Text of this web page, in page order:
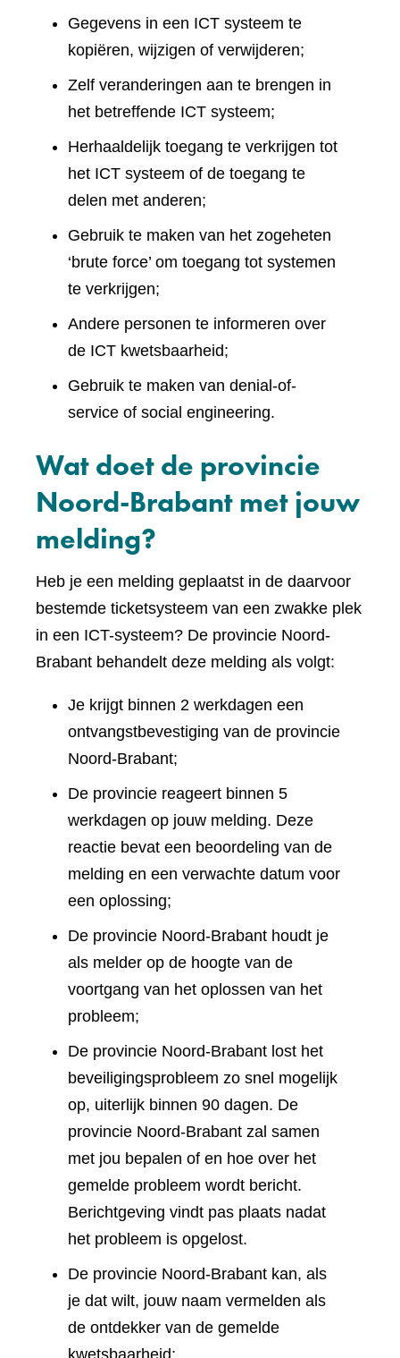
Gegevens in een ICT systeem te
kopiëren, wijzigen of verwijderen;
Zelf veranderingen aan te brengen in
het betreffende ICT systeem;
Herhaaldelijk toegang te verkrijgen tot
het ICT systeem of de toegang te
delen met anderen;
Gebruik te maken van het zogeheten
‘brute force’ om toegang tot systemen
te verkrijgen;
Andere personen te informeren over
de ICT kwetsbaarheid;
Gebruik te maken van denial-of-
service of social engineering.
Wat doet de provincie
Noord-Brabant met jouw
melding?
Heb je een melding geplaatst in de daarvoor
bestemde ticketsysteem van een zwakke plek
in een ICT-systeem? De provincie Noord-
Brabant behandelt deze melding als volgt:
Je krijgt binnen 2 werkdagen een
ontvangstbevestiging van de provincie
Noord-Brabant;
De provincie reageert binnen 5
werkdagen op jouw melding. Deze
reactie bevat een beoordeling van de
melding en een verwachte datum voor
een oplossing;
De provincie Noord-Brabant houdt je
als melder op de hoogte van de
voortgang van het oplossen van het
probleem;
De provincie Noord-Brabant lost het
beveiligingsprobleem zo snel mogelijk
op, uiterlijk binnen 90 dagen. De
provincie Noord-Brabant zal samen
met jou bepalen of en hoe over het
gemelde probleem wordt bericht.
Berichtgeving vindt pas plaats nadat
het probleem is opgelost.
De provincie Noord-Brabant kan, als
je dat wilt, jouw naam vermelden als
de ontdekker van de gemelde
kwetsbaarheid;